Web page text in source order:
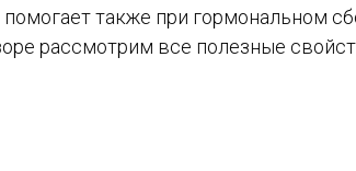
также при гормональном
рассмотрим все полезные